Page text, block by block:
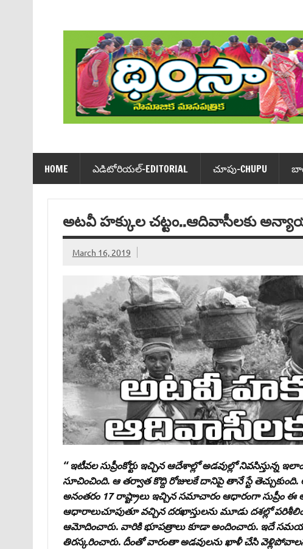
HOME ఎడిటోరియ‌ల్-EDITORIAL చూపు-CHUPU
అటవీ హక్కుల చట్టం..ఆదివాసీలకు
March 16, 2019
‘‘ ఇటీవల సుప్రీంకోర్టు ఇచ్చిన ఆదేశాల్లో అడవుల్లో
సూచించింది. ఆ తర్వాత కొద్ది రోజులకే దానిపై తానే స్టే
అనంతరం 17 రాష్ట్రాలు ఇచ్చిన సమాచారం ఆధారంగా సుప్రీం
ఆధారాలుచూపుతూ వచ్చిన దరఖాస్తులను మూడు దశల్లో
ఆమోదించారు. వారికి భూపత్రాలు కూడా అందించారు. ఇదే
తిరస్కరించారు. దీంతో వారంతా అడవులను ఖాళీ చేసి వెళ్లిపోవాలని